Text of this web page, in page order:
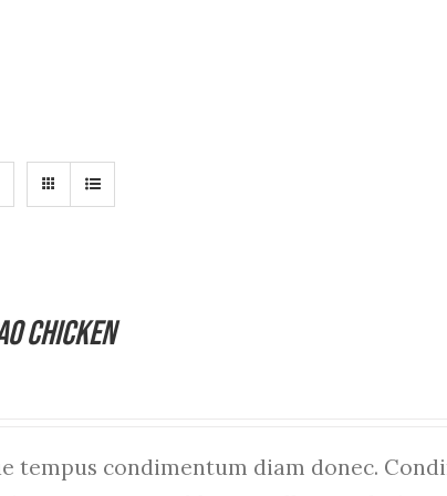
Chicken
tempus condimentum diam donec.